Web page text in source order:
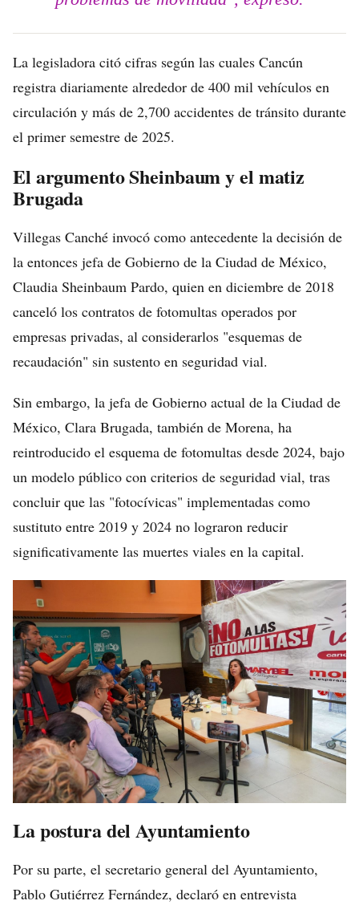
La legisladora citó cifras según las cuales Cancún
registra diariamente alrededor de 400 mil vehículos en
circulación y más de 2,700 accidentes de tránsito durante
el primer semestre de 2025.
El argumento Sheinbaum y el matiz
Brugada
Villegas Canché invocó como antecedente la decisión de
la entonces jefa de Gobierno de la Ciudad de México,
Claudia Sheinbaum Pardo, quien en diciembre de 2018
canceló los contratos de fotomultas operados por
empresas privadas, al considerarlos "esquemas de
recaudación" sin sustento en seguridad vial.
Sin embargo, la jefa de Gobierno actual de la Ciudad de
México, Clara Brugada, también de Morena, ha
reintroducido el esquema de fotomultas desde 2024, bajo
un modelo público con criterios de seguridad vial, tras
concluir que las "fotocívicas" implementadas como
sustituto entre 2019 y 2024 no lograron reducir
significativamente las muertes viales en la capital.
La postura del Ayuntamiento
Por su parte, el secretario general del Ayuntamiento,
Pablo Gutiérrez Fernández, declaró en entrevista